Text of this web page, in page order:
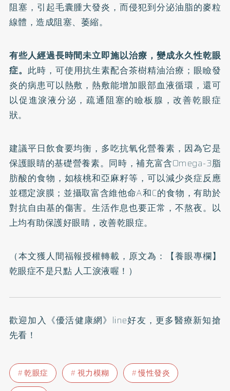
阻塞，引起毛囊腫大發炎，而侵犯到分泌油脂的麥粒
線體，造成阻塞、萎縮。
有些人經過長時間未立即施以治療，變成永久性乾眼
症。 此時，可使用抗生素配合茶樹精油治療；眼瞼發
炎的病患可以熱敷，熱敷能增加眼部血液循環，還可
以促進淚液分泌，疏通阻塞的瞼板腺，改善乾眼症
狀。
建議平日飲食要均衡，多吃抗氧化營養素，因為它是
保護眼睛的基礎營養素。同時，補充富含Omega-3脂
肪酸的食物，如核桃和亞麻籽等，可以減少炎症反應
並穩定淚膜；並攝取富含維他命A和C的食物，有助於
對抗自由基的傷害。生活作息也要正常，不熬夜。以
上均有助保護好眼睛，改善乾眼症。
（本文獲人間福報授權轉載，原文為：
【養眼專欄】
乾眼症不是只點 人工淚液喔！ ）
歡迎加入 《優活健康網》line好友 ，更多醫療新知搶
先看！
乾眼症 視力模糊
慢性發炎